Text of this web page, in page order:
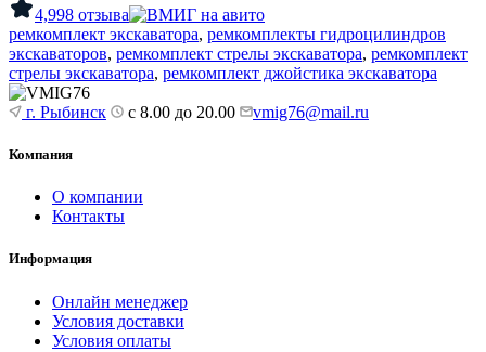
4,998 отзыва
ремкомплект экскаватора, ремкомплекты гидроцилиндров
экскаваторов, ремкомплект стрелы экскаватора, ремкомплект
стрелы экскаватора, ремкомплект джойстика экскаватора
г. Рыбинск с 8.00 до 20.00 vmig76@mail.ru
Компания
О компании
Контакты
Информация
Онлайн менеджер
Условия доставки
Условия оплаты